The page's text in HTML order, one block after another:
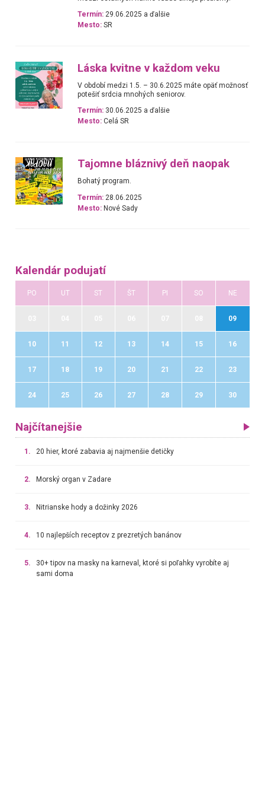
Termín: 29.06.2025 a ďalšie
Mesto: SR
Láska kvitne v každom veku
V období medzi 1.5. – 30.6.2025 máte opäť možnosť
potešiť srdcia mnohých seniorov.
Termín: 30.06.2025 a ďalšie
Mesto: Celá SR
Tajomne bláznivý deň naopak
Bohatý program.
Termín: 28.06.2025
Mesto: Nové Sady
Kalendár podujatí
PO UT ST ŠT PI SO NE
09
10 11 12 13 14 15 16
17 18 19 20 21 22 23
24 25 26 27 28 29 30
Najčítanejšie
1. 20 hier, ktoré zabavia aj najmenšie detičky
2. Morský organ v Zadare
3. Nitrianske hody a dožinky 2026
4. 10 najlepších receptov z prezretých banánov
5.
30+ tipov na masky na karneval, ktoré si poľahky vyrobíte aj
sami doma